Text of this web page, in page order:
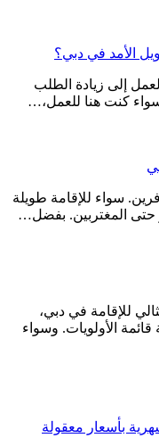
الأمد في دبي؟
إلى زيادة الطلب
كنت هنا للعمل،…
سواء للإقامة طويلة
حتى المغتربين. بفضل…
للإقامة في دبي،
قائمة الأولويات. وسواء
بأسعار معقولة